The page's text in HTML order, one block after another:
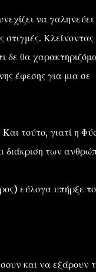
να γαληνεύει
στιγμές. Κλείνοντας
δε θα
έφεσης για μια σε
τούτο, γιατί η
διάκριση των
εύλογα υπήρξε το
και να εξάρουν